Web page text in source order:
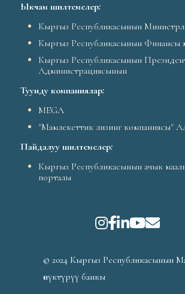
Ыкчам шилтемелер:
Кыргыз Республикасынын
Кыргыз Республикасынын Финансы
Кыргыз Республикасынын
Администрациясынын
Туунду компаниялар:
MEGA
"Мамлекеттик лизинг компаниясы"
Пайдалуу шилтемелер:
Кыргыз Республикасынын ачык
порталы
© 2024 Кыргыз Республикасынын
өнүктүрүү банкы